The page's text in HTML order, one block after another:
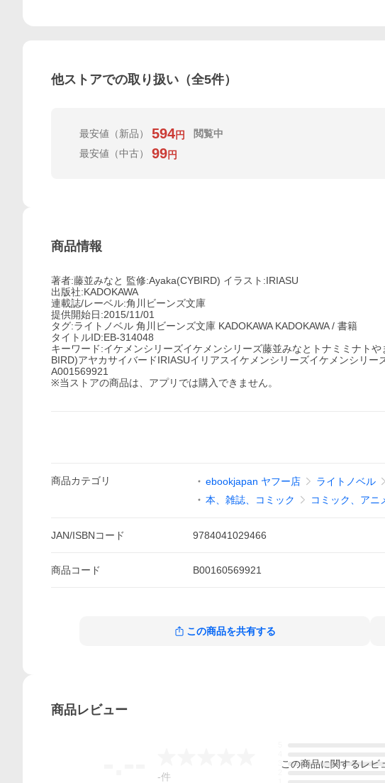
他ストアでの取り扱い（全5件）
最安値 （新品） 594円
閲覧中
最安値 （中古） 99円
商品情報
著者:藤並みなと 監修:Ayaka(CYBIRD) イラスト:IRIASU
出版社:KADOKAWA
連載誌/レーベル:角川ビーンズ文庫
提供開始日:2015/11/01
タグ:ライトノベル 角川ビーンズ文庫 KADOKAWA KADOKAWA / 書籍
タイトルID:EB-314048
キーワード:イケメンシリーズイケメンシリーズ藤並みなとトナミミナト
BIRD)アヤカサイバードIRIASUイリアスイケメンシリーズイケメンシリー
A001569921
※当ストアの商品は、アプリでは購入できません。
商品カテゴリ ebookjapan ヤフー店 ライトノベル
本、雑誌、コミック
コミック、アニ
JAN/ISBNコード 9784041029466
商品コード B00160569921
この商品を共有する
商品レビュー
-件
この商品に関するレビ